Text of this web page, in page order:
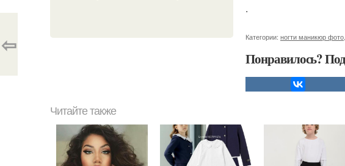
.
Категории: ногти маникюр фото
Понравилось?
⇦
Читайте также